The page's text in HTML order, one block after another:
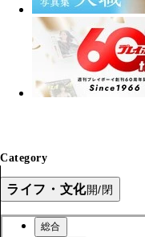
Category
ライフ・文化開/閉
総合